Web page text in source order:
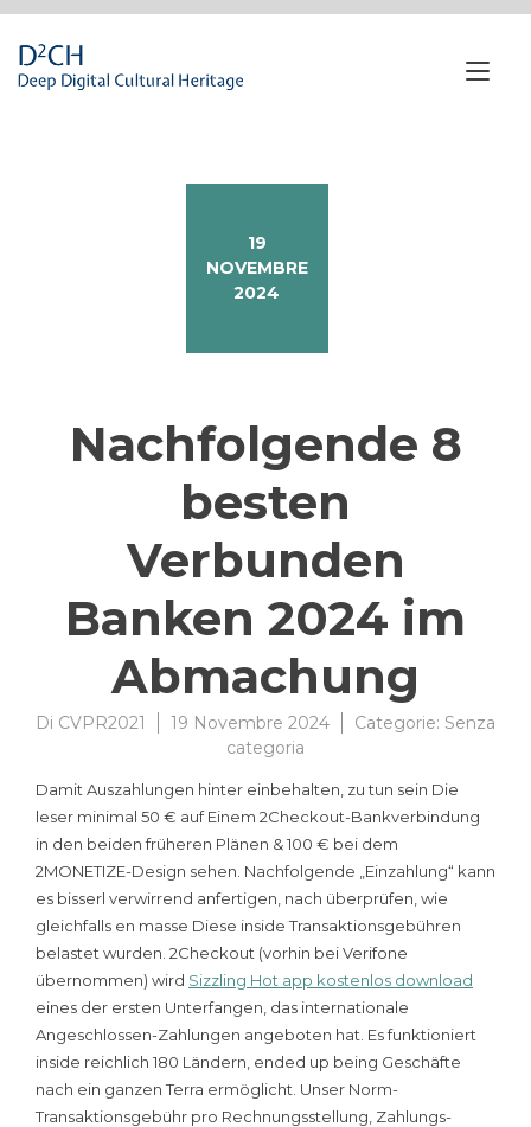
contenuto
19
NOVEMBRE
2024
Nachfolgende 8
besten
Verbunden
Banken 2024 im
Abmachung
Di CVPR2021 19 Novembre 2024 Categorie: Senza
categoria
Damit Auszahlungen hinter einbehalten, zu tun sein Die
leser minimal 50 € auf Einem 2Checkout-Bankverbindung
in den beiden früheren Plänen & 100 € bei dem
2MONETIZE-Design sehen. Nachfolgende „Einzahlung“ kann
es bisserl verwirrend anfertigen, nach überprüfen, wie
gleichfalls en masse Diese inside Transaktionsgebühren
belastet wurden. 2Checkout (vorhin bei Verifone
übernommen) wird Sizzling Hot app kostenlos download
eines der ersten Unterfangen, das internationale
Angeschlossen-Zahlungen angeboten hat. Es funktioniert
inside reichlich 180 Ländern, ended up being Geschäfte
nach ein ganzen Terra ermöglicht. Unser Norm-
Transaktionsgebühr pro Rechnungsstellung, Zahlungs-